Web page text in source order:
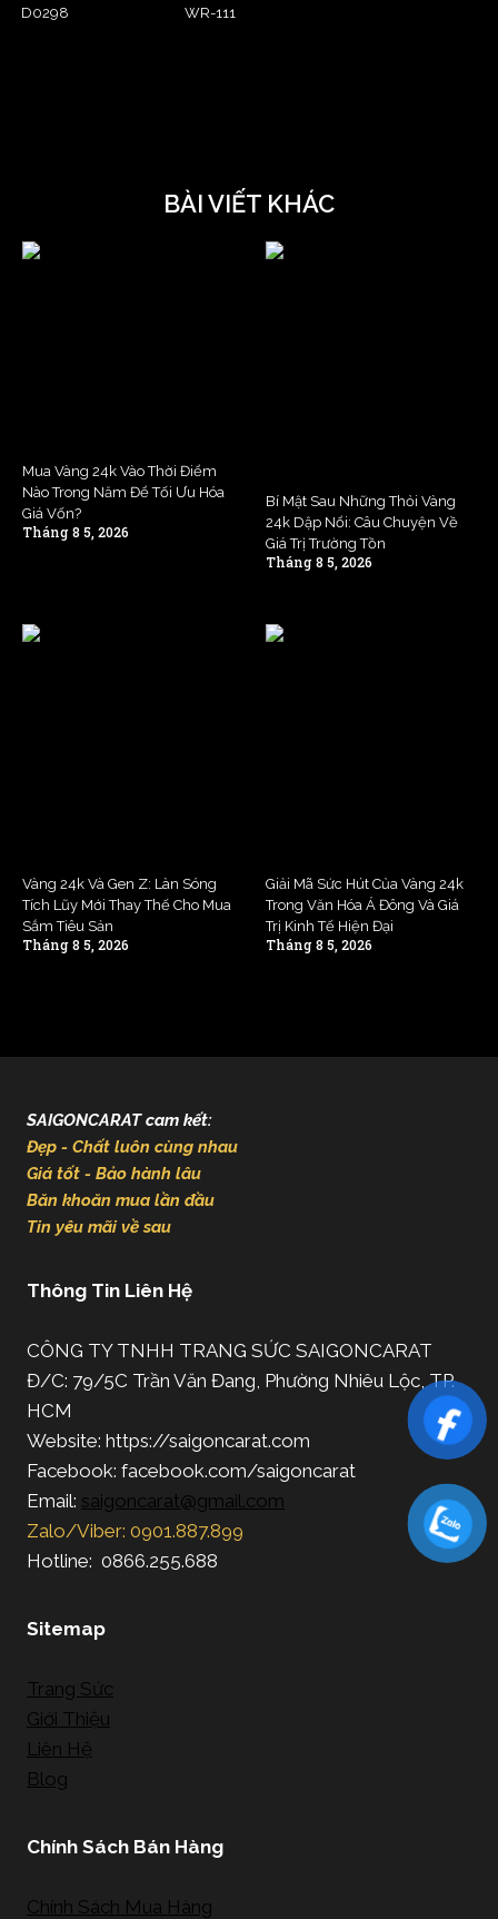
D0298
WR-111
BÀI VIẾT KHÁC
Mua Vàng 24k Vào Thời Điểm
Nào Trong Năm Để Tối Ưu Hóa
Giá Vốn?
Tháng 8 5, 2026
Bí Mật Sau Những Thỏi Vàng
24k Dập Nổi: Câu Chuyện Về
Giá Trị Trường Tồn
Tháng 8 5, 2026
Vàng 24k Và Gen Z: Làn Sóng
Tích Lũy Mới Thay Thế Cho Mua
Sắm Tiêu Sản
Tháng 8 5, 2026
Giải Mã Sức Hút Của Vàng 24k
Trong Văn Hóa Á Đông Và Giá
Trị Kinh Tế Hiện Đại
Tháng 8 5, 2026
SAIGONCARAT cam kết:
Đẹp - Chất luôn cùng nhau
Giá tốt - Bảo hành lâu
Băn khoăn mua lần đầu
Tin yêu mãi về sau
Thông Tin Liên Hệ
CÔNG TY TNHH TRANG SỨC SAIGONCARAT
Đ/C: 79/5C Trần Văn Đang, Phường Nhiêu Lộc, TP.
HCM
Website: https://saigoncarat.com
Facebook: facebook.com/saigoncarat
Email: saigoncarat@gmail.com
Zalo/Viber: 0901.887.899
Hotline: 0866.255.688
Sitemap
Trang Sức
Giới Thiệu
Liên Hệ
Blog
Chính Sách Bán Hàng
Chính Sách Mua Hàng